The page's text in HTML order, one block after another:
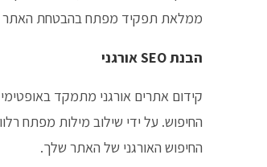
ממלאת תפקיד מפתח בהבטחת האתר
הבנת SEO אורגני
קידום אתרים אורגני מתמקד
החיפוש. על ידי שילוב מילות מפתח
החיפוש האורגני של האתר שלך.